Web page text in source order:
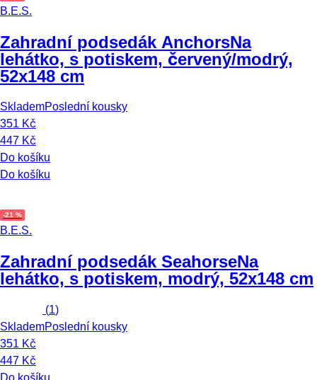
B.E.S.
Zahradní podsedák AnchorsNa
lehátko, s potiskem, červený/modrý,
52x148 cm
SklademPoslední kousky
351 Kč
447 Kč
Do košíku
Do košíku
-21 %
B.E.S.
Zahradní podsedák SeahorseNa
lehátko, s potiskem, modrý, 52x148 cm
(1)
SklademPoslední kousky
351 Kč
447 Kč